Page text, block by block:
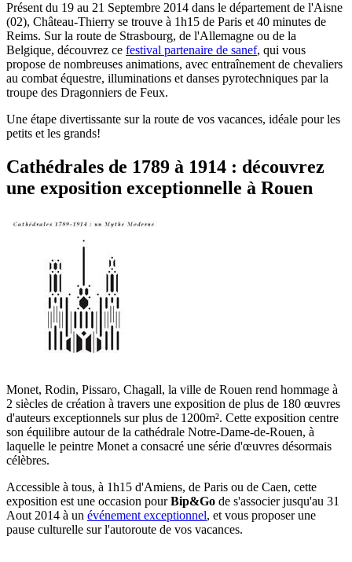
Présent du 19 au 21 Septembre 2014 dans le département de l'Aisne
(02), Château-Thierry se trouve à 1h15 de Paris et 40 minutes de
Reims. Sur la route de Strasbourg, de l'Allemagne ou de la
Belgique, découvrez ce festival partenaire de sanef, qui vous
propose de nombreuses animations, avec entraînement de chevaliers
au combat équestre, illuminations et danses pyrotechniques par la
troupe des Dragonniers de Feux.
Une étape divertissante sur la route de vos vacances, idéale pour les
petits et les grands!
Cathédrales de 1789 à 1914 : découvrez
une exposition exceptionnelle à Rouen
Monet, Rodin, Pissaro, Chagall, la ville de Rouen rend hommage à
2 siècles de création à travers une exposition de plus de 180 œuvres
d'auteurs exceptionnels sur plus de 1200m². Cette exposition centre
son équilibre autour de la cathédrale Notre-Dame-de-Rouen, à
laquelle le peintre Monet a consacré une série d'œuvres désormais
célèbres.
Accessible à tous, à 1h15 d'Amiens, de Paris ou de Caen, cette
exposition est une occasion pourBip&Go de s'associer jusqu'au 31
Aout 2014 à un événement exceptionnel, et vous proposer une
pause culturelle sur l'autoroute de vos vacances.